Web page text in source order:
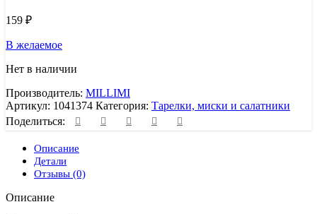
159 ₽
В желаемое
Нет в наличии
Производитель: MILLIMI
Артикул: 1041374 Категория: Тарелки, миски и салатники
Поделиться:
Описание
Детали
Отзывы (0)
Описание